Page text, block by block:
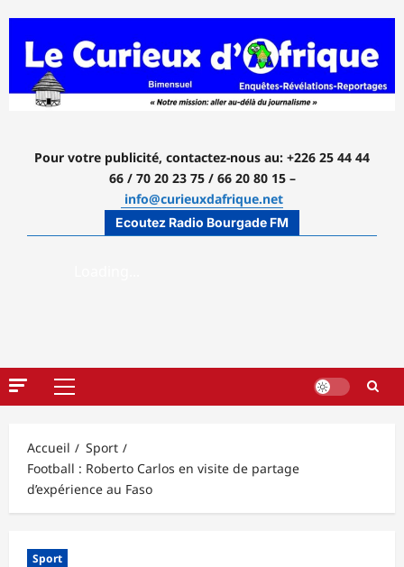
contenu
Pour votre publicité, contactez-nous au: +226 25 44 44
66 / 70 20 23 75 / 66 20 80 15 –
info@curieuxdafrique.net
Ecoutez Radio Bourgade FM
Menu
Accueil
Sport
Football : Roberto Carlos en visite de partage
d’expérience au Faso
Sport